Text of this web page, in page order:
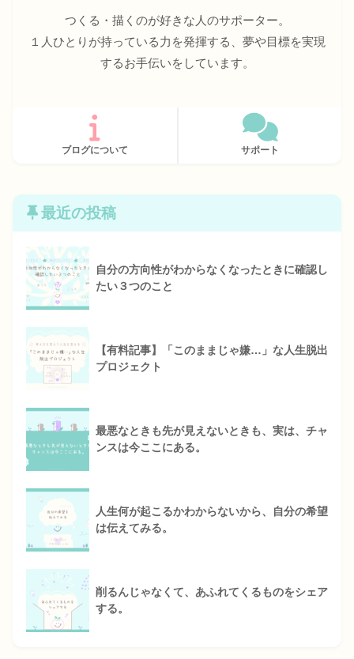
つくる・描くのが好きな人のサポーター。
１人ひとりが持っている力を発揮する、夢や目標を実現
するお手伝いをしています。
ブログについて サポート
最近の投稿
自分の方向性がわからなくなったときに確認し
たい３つのこと
【有料記事】「このままじゃ嫌…」な人生脱出
プロジェクト
最悪なときも先が見えないときも、実は、チャ
ンスは今ここにある。
人生何が起こるかわからないから、自分の希望
は伝えてみる。
削るんじゃなくて、あふれてくるものをシェア
する。